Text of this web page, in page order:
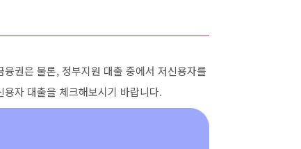
권은 물론, 정부지원 대출 중에서 저신용자를
자 대출을 체크해보시기 바랍니다.